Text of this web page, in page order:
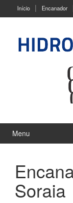
Início Encanador
Menu
Soraia